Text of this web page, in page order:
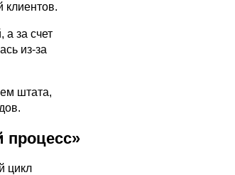
клиентов.
а за счет
из-за
штата,
процесс»
цикл